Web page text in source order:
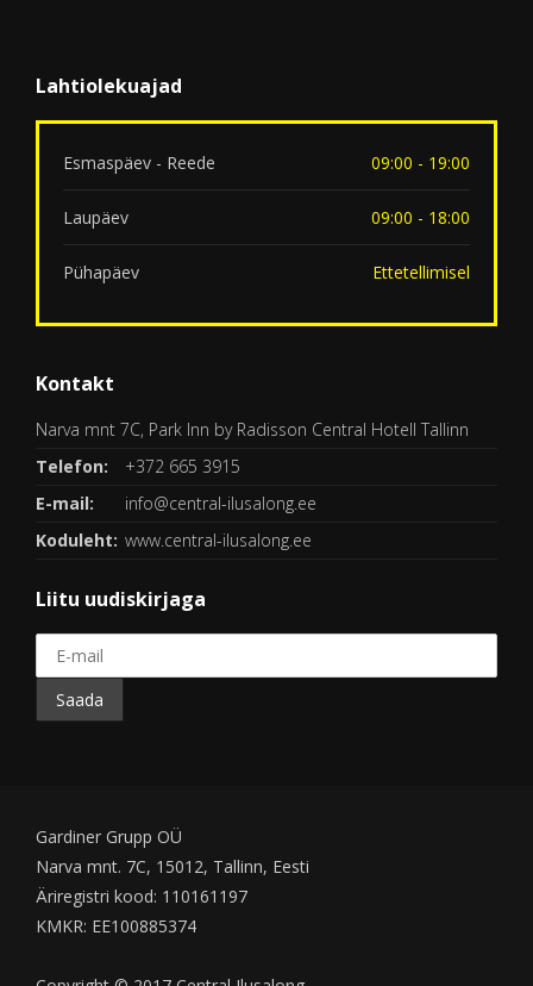
Lahtiolekuajad
Esmaspäev - Reede 09:00 - 19:00
Laupäev 09:00 - 18:00
Pühapäev Ettetellimisel
Kontakt
Narva mnt 7C, Park Inn by Radisson Central Hotell Tallinn
Telefon:
+372 665 3915
E-mail:
info@central-ilusalong.ee
Koduleht: www.central-ilusalong.ee
Liitu uudiskirjaga
Gardiner Grupp OÜ
Narva mnt. 7C, 15012, Tallinn, Eesti
Äriregistri kood: 110161197
KMKR: EE100885374